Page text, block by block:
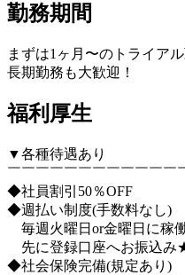
勤務期間
まずは1ヶ月〜のトライア
長期勤務も大歓迎！
福利厚生
▼各種待遇あり
￣￣￣￣￣￣￣￣￣￣￣￣
◆社員割引50％OFF
◆週払い制度(手数料なし)
毎週火曜日or金曜日に稼
先に登録口座へお振込み
◆社会保険完備(規定あり)